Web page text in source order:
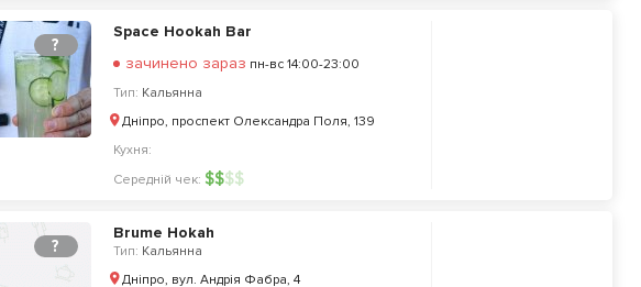
?
Space Hookah Bar
зачинено зараз пн-вс 14:00-23:00
Тип: Кальянна
Дніпро, проспект Олександра Поля, 139
Кухня:
Середній чек: $$$$
?
Brume Hokah
Тип: Кальянна
Дніпро, вул. Андрія Фабра, 4